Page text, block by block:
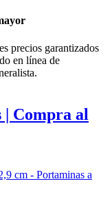
precios garantizados
en línea de
| Compra al